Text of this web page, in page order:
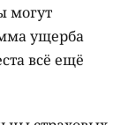
могут
ущерба
всё ещё